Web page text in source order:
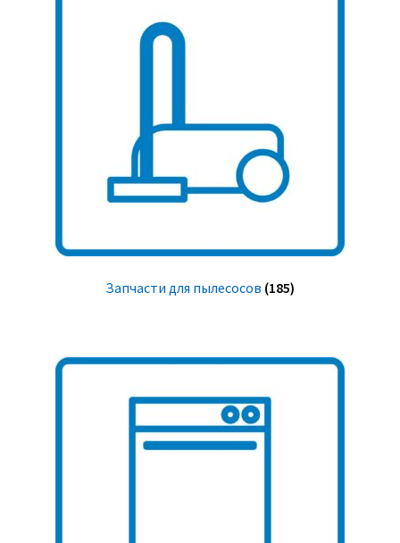
Запчасти для пылесосов (185)